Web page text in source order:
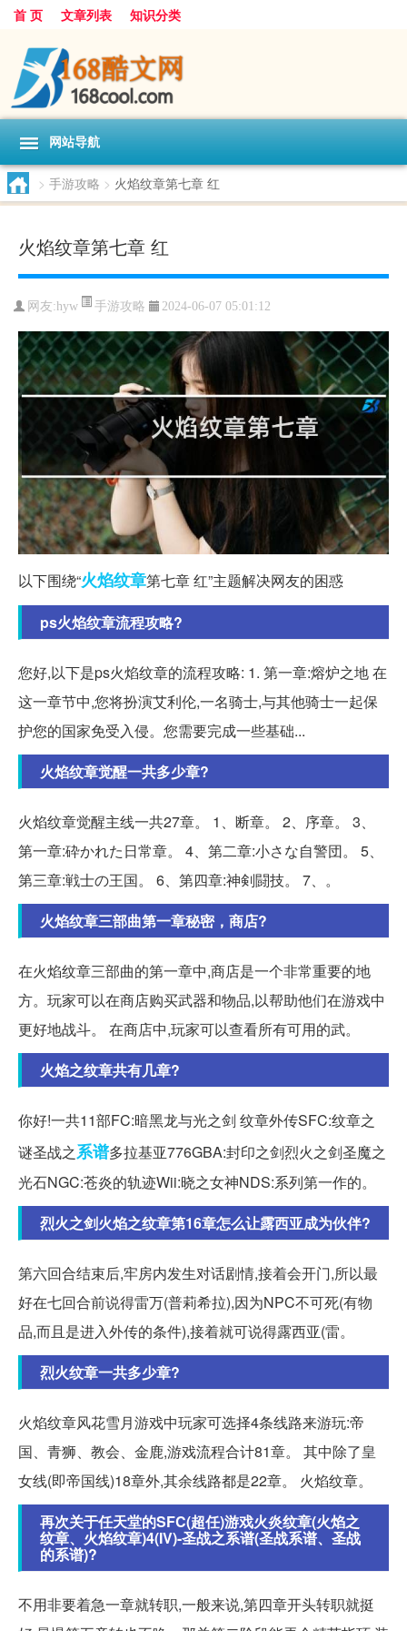
首 页 文章列表 知识分类
网站导航
> 手游攻略 > 火焰纹章第七章 红
火焰纹章第七章 红
网友:hyw 手游攻略 2024-06-07 05:01:12
以下围绕“火焰纹章第七章 红”主题解决网友的困惑
ps火焰纹章流程攻略?
您好,以下是ps火焰纹章的流程攻略: 1. 第一章:熔炉之地 在
这一章节中,您将扮演艾利伦,一名骑士,与其他骑士一起保
护您的国家免受入侵。您需要完成一些基础...
火焰纹章觉醒一共多少章?
火焰纹章觉醒主线一共27章。 1、断章。 2、序章。 3、
第一章:砕かれた日常章。 4、第二章:小さな自警団。 5、
第三章:戦士の王国。 6、第四章:神剣闘技。 7、。
火焰纹章三部曲第一章秘密，商店?
在火焰纹章三部曲的第一章中,商店是一个非常重要的地
方。玩家可以在商店购买武器和物品,以帮助他们在游戏中
更好地战斗。 在商店中,玩家可以查看所有可用的武。
火焰之纹章共有几章?
你好!一共11部FC:暗黑龙与光之剑 纹章外传SFC:纹章之
谜圣战之系谱多拉基亚776GBA:封印之剑烈火之剑圣魔之
光石NGC:苍炎的轨迹Wii:晓之女神NDS:系列第一作的。
烈火之剑火焰之纹章第16章怎么让露西亚成为伙伴?
第六回合结束后,牢房内发生对话剧情,接着会开门,所以最
好在七回合前说得雷万(普莉希拉),因为NPC不可死(有物
品,而且是进入外传的条件),接着就可说得露西亚(雷。
烈火纹章一共多少章?
火焰纹章风花雪月游戏中玩家可选择4条线路来游玩:帝
国、青狮、教会、金鹿,游戏流程合计81章。 其中除了皇
女线(即帝国线)18章外,其余线路都是22章。 火焰纹章。
再次关于任天堂的SFC(超任)游戏火炎纹章(火焰之
纹章、火焰纹章)4(IV)-圣战之系谱(圣战系谱、圣战
的系谱)?
不用非要着急一章就转职,一般来说,第四章开头转职就挺